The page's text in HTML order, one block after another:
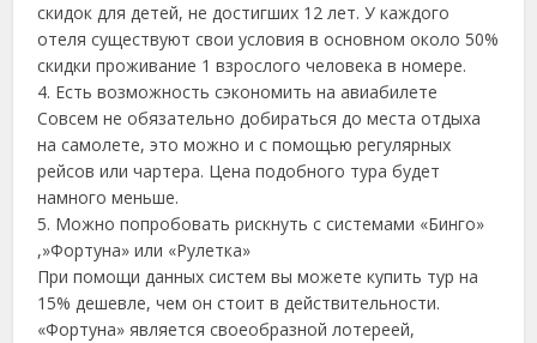
скидок для детей, не достигших 12 лет. У каждого
отеля существуют свои условия в основном около 50%
скидки проживание 1 взрослого человека в номере.
4. Есть возможность сэкономить на авиабилете
Совсем не обязательно добираться до места отдыха
на самолете, это можно и с помощью регулярных
рейсов или чартера. Цена подобного тура будет
намного меньше.
5. Можно попробовать рискнуть с системами «Бинго»
,»Фортуна» или «Рулетка»
При помощи данных систем вы можете купить тур на
15% дешевле, чем он стоит в действительности.
«Фортуна» является своеобразной лотереей,